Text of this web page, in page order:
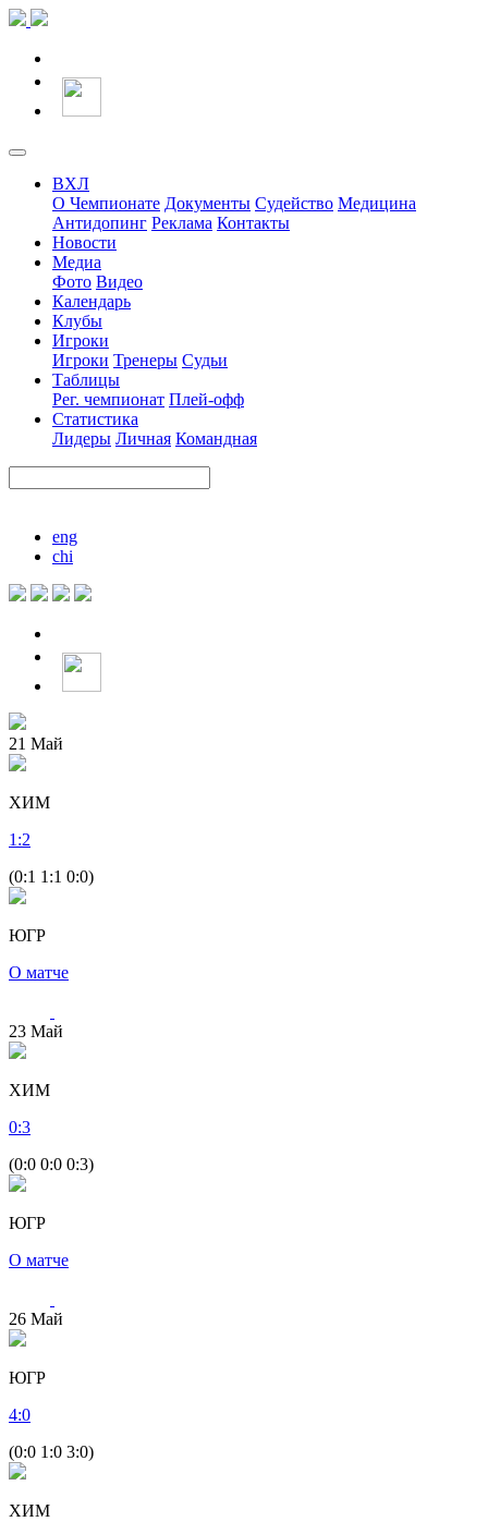
ВХЛ
О Чемпионате Документы Судейство Медицина
Антидопинг Реклама Контакты
Новости
Медиа
Фото Видео
Календарь
Клубы
Игроки
Игроки Тренеры Судьи
Таблицы
Рег. чемпионат Плей-офф
Статистика
Лидеры Личная Командная
eng
chi
21 Май
ХИМ
1 :2
(0:1 1:1 0:0)
ЮГР
О матче
23 Май
ХИМ
0:3
(0:0 0:0 0:3)
ЮГР
О матче
26 Май
ЮГР
4:0
(0:0 1:0 3:0)
ХИМ